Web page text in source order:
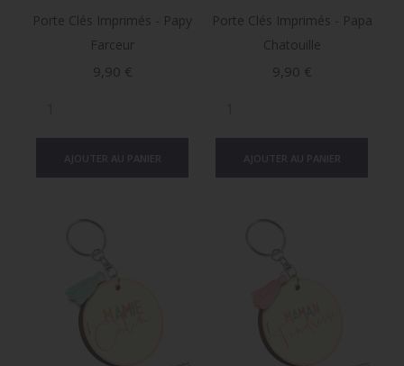
Porte Clés Imprimés - Papy
Farceur
Prix
9,90 €
Porte Clés Imprimés - Papa
Chatouille
Prix
9,90 €